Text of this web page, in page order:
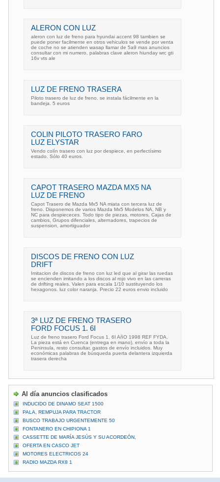
ALERON CON LUZ
aleron con luz de freno para hyundai accent 98 tambien se
puede poner facilmente en otros vehiculos se vende por venta
de coche no se atienden wasap llamar de 5a9 mas anuncios
consultar con mi numero, palabras clave aleron hiunday wrc gti
16v vts ale
LUZ DE FRENO TRASERA
Piloto trasero de luz de freno. se instala fácilmente en la
bandeja. 5 euros
COLIN PILOTO TRASERO FARO
LUZ ELYSTAR
Vendo colín trasero con luz por despiece, en perfectísimo
estado. Sólo 40 euros.
CAPOT TRASERO MAZDA MX5 NA
LUZ DE FRENO
Capot Trasero de Mazda Mx5 NA miata con tercera luz de
freno. Disponemos de varios Mazda Mx5 Modelos NA, NB y
NC para despiececes. Todo tipo de piezas, motores, Cajas de
cambios, Grupos difenciales, alternadores, trapecios de
suspension, amortiguador
DISCOS DE FRENO CON LUZ
DRIFT
Imitacion de discos de freno con luz led que al girar las ruedas
se encienden imitando a los discos al rojo vivo en las carreras
de drifting reales. Valen para escala 1/10 sustituyendo los
hexagonos. luz color naranja. Precio 22 euros envio incluido
3ª LUZ DE FRENO TRASERO
FORD FOCUS 1. 6I
Luz de freno trasero Ford Focus 1. 6I AñO 1998 REF FYDA.
La pieza está en Cuenca (entrega en mano), envío a toda la
Peninsula, resto consultar, gastos de envío incluidos. Muy
económicas palabras de búsqueda puerta delantera izquierda
trasera derecha
Al día anuncios clasificados
INDUCIDO DE DINAMO SEAT 1500
PALA, REMPUJA PARA TRACTOR
BUSCO TRABAJO URGENTEMENTE 50
FONTANERO EN CHIPIONA 1
CASSETTE DE MARÍA JESÚS Y SU ACORDEÓN,
OFERTA EN CASCO JET
MOTORES ELECTRICOS 24
RADIO MAZDA RX8 1